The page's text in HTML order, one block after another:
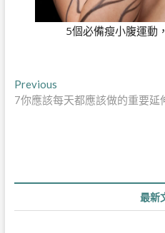
5個必備瘦小腹運動
文
章
PreviousPrevious
post:
7你應該每天都應該做的重要延
最新